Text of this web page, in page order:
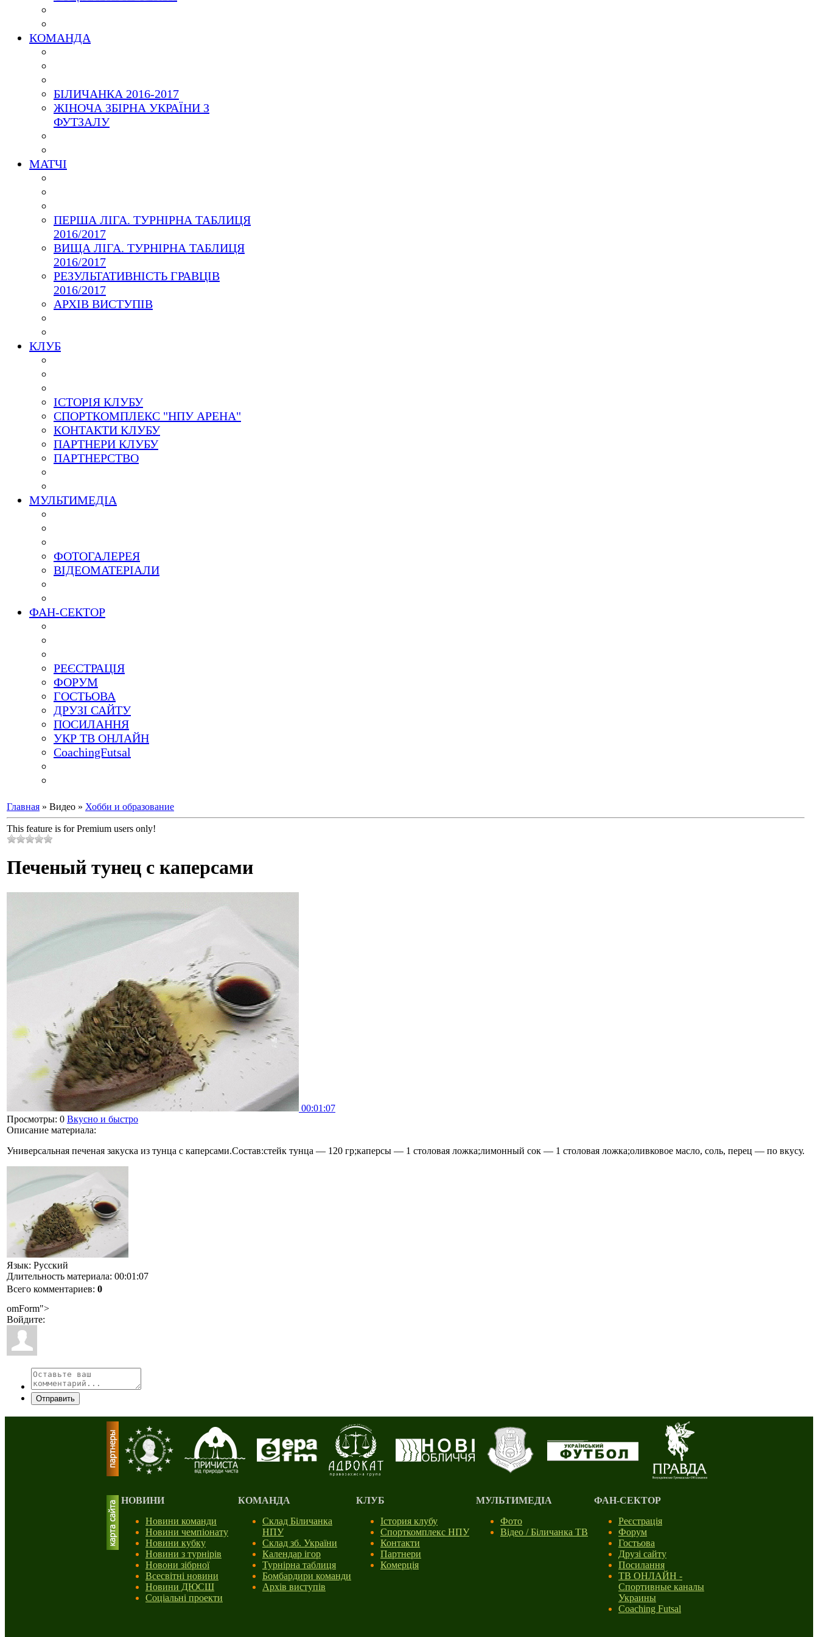
КОМАНДА
БІЛИЧАНКА 2016-2017
ЖІНОЧА ЗБІРНА УКРАЇНИ З
ФУТЗАЛУ
МАТЧІ
ПЕРША ЛІГА. ТУРНІРНА ТАБЛИЦЯ
2016/2017
ВИЩА ЛІГА. ТУРНІРНА ТАБЛИЦЯ
2016/2017
РЕЗУЛЬТАТИВНІСТЬ ГРАВЦІВ
2016/2017
АРХІВ ВИСТУПІВ
КЛУБ
ІСТОРІЯ КЛУБУ
СПОРТКОМПЛЕКС "НПУ АРЕНА"
КОНТАКТИ КЛУБУ
ПАРТНЕРИ КЛУБУ
ПАРТНЕРСТВО
МУЛЬТИМЕДІА
ФОТОГАЛЕРЕЯ
ВІДЕОМАТЕРІАЛИ
ФАН-СЕКТОР
РЕЄСТРАЦІЯ
ФОРУМ
ГОСТЬОВА
ДРУЗІ САЙТУ
ПОСИЛАННЯ
УКР ТВ ОНЛАЙН
CoachingFutsal
Главная » Видео » Хобби и образование
This feature is for Premium users only!
Печеный тунец с каперсами
00:01:07
Просмотры: 0 Вкусно и быстро
Описание материала:
Универсальная печеная закуска из тунца с каперсами.Состав:стейк тунца — 120 гр;каперсы — 1 столовая ложка;лимонный сок — 1 столовая ложка;оливковое масло, соль, перец — по вкусу.
Язык: Русский
Длительность материала: 00:01:07
Всего комментариев: 0
omForm">
Войдите:
Отправить
НОВИНИ
Новини команди
Новини чемпіонату
Новини кубку
Новини з турнірів
Новони зібрної
Всесвітні новини
Новини ДЮСШ
Соціальні проекти
КОМАНДА
Склад Біличанка
НПУ
Склад зб. України
Календар ігор
Турнірна таблиця
Бомбардири команди
Архів виступів
КЛУБ
Істория клубу
Спорткомплекс НПУ
Контакти
Партнери
Комерція
МУЛЬТИМЕДІА
Фото
Відео / Біличанка ТВ
ФАН-СЕКТОР
Реєстрація
Форум
Гостьова
Друзі сайту
Посилання
ТВ ОНЛАЙН -
Спортивные каналы
Украины
Coaching Futsal